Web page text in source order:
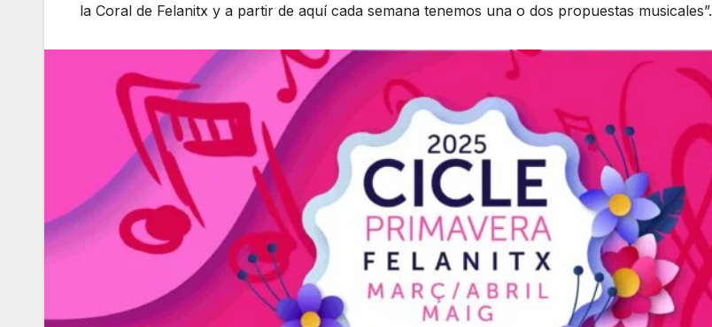
la Coral de Felanitx y a partir de aquí cada semana tenemos una o dos propuestas musicales”.